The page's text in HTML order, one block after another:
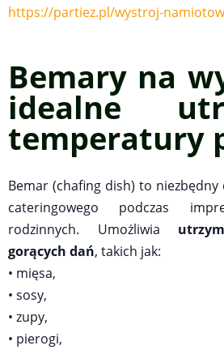
https://partiez.pl/wystroj-
Bemary na
idealne
temperatury
Bemar (chafing dish) to niezbędny
cateringowego podczas
rodzinnych. Umożliwia
gorących dań, takich jak:
• mięsa,
• sosy,
• zupy,
• pierogi,